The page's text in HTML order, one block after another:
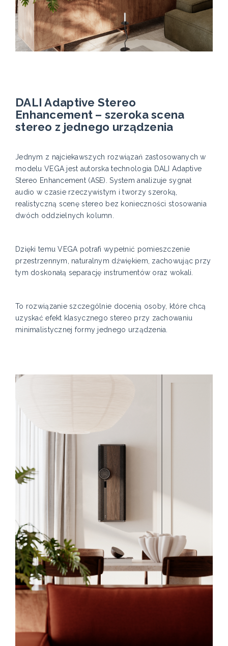
DALI Adaptive Stereo
Enhancement – szeroka scena
stereo z jednego urządzenia
Jednym z najciekawszych rozwiązań zastosowanych w
modelu VEGA jest autorska technologia DALI Adaptive
Stereo Enhancement (ASE). System analizuje sygnał
audio w czasie rzeczywistym i tworzy szeroką,
realistyczną scenę stereo bez konieczności stosowania
dwóch oddzielnych kolumn.
Dzięki temu VEGA potrafi wypełnić pomieszczenie
przestrzennym, naturalnym dźwiękiem, zachowując przy
tym doskonałą separację instrumentów oraz wokali.
To rozwiązanie szczególnie docenią osoby, które chcą
uzyskać efekt klasycznego stereo przy zachowaniu
minimalistycznej formy jednego urządzenia.